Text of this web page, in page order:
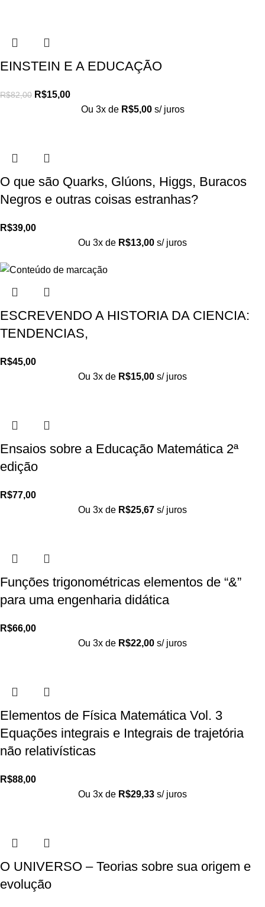
EINSTEIN E A EDUCAÇÃO
R$82,00 R$15,00
Ou 3x de R$5,00 s/ juros
O que são Quarks, Glúons, Higgs, Buracos
Negros e outras coisas estranhas?
R$39,00
Ou 3x de R$13,00 s/ juros
ESCREVENDO A HISTORIA DA CIENCIA:
TENDENCIAS,
R$45,00
Ou 3x de R$15,00 s/ juros
Ensaios sobre a Educação Matemática 2ª
edição
R$77,00
Ou 3x de R$25,67 s/ juros
Funções trigonométricas elementos de “&”
para uma engenharia didática
R$66,00
Ou 3x de R$22,00 s/ juros
Elementos de Física Matemática Vol. 3
Equações integrais e Integrais de trajetória
não relativísticas
R$88,00
Ou 3x de R$29,33 s/ juros
O UNIVERSO – Teorias sobre sua origem e
evolução